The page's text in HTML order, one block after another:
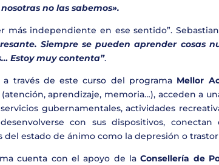
no las sabemos».
más independiente en ese sentido”.
Siempre se pueden aprender cosas
Estoy muy contenta”.
a través de este curso del programa Mellor
aprendizaje, memoria…), acceden a
gubernamentales, actividades
con sus dispositivos,
del estado de ánimo como la depresión o
cuenta con el apoyo de laConsellería de